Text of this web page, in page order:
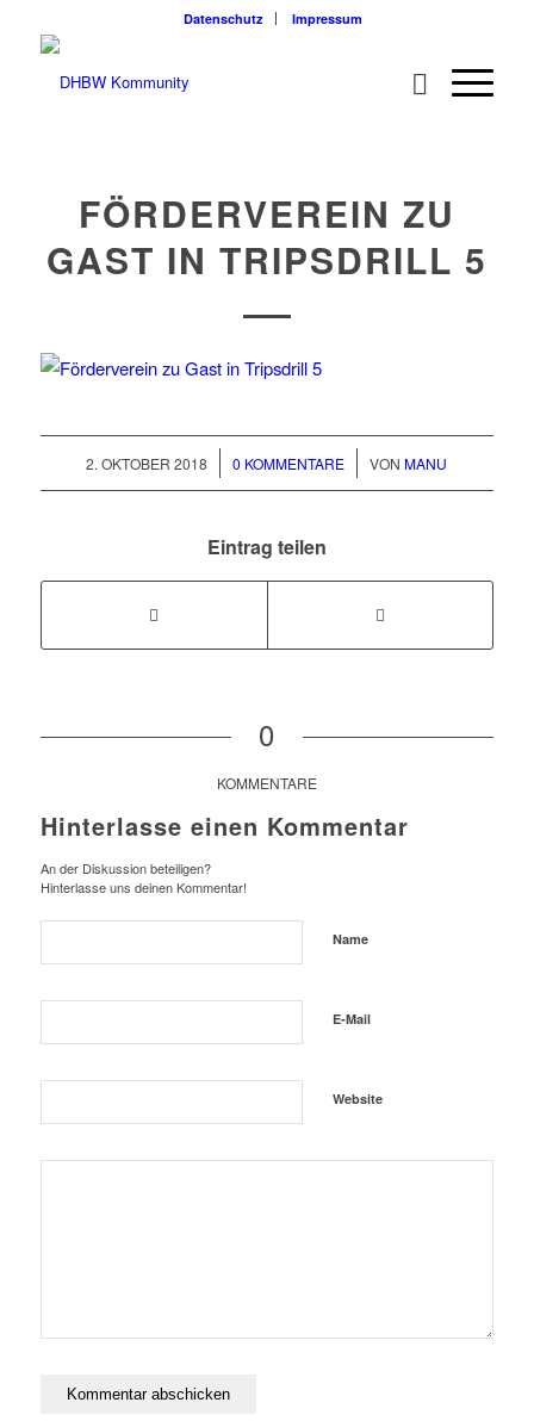
Datenschutz Impressum
FÖRDERVEREIN ZU
GAST IN TRIPSDRILL 5
2. OKTOBER 2018
/ 0 KOMMENTARE
/ VON MANU
Eintrag teilen
0
KOMMENTARE
Hinterlasse einen Kommentar
An der Diskussion beteiligen?
Hinterlasse uns deinen Kommentar!
Name
E-Mail
Website